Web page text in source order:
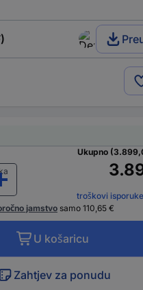
Ukupno
troškovi
jamstvo samo 110,65 €
U košaricu
Zahtjev za ponudu